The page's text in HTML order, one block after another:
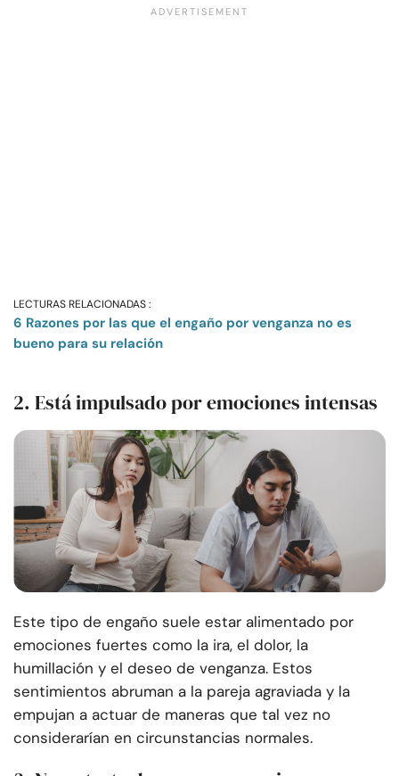
LECTURAS RELACIONADAS :
6 Razones por las que el engaño por venganza no es
bueno para su relación
2. Está impulsado por emociones intensas
Este tipo de engaño suele estar alimentado por
emociones fuertes como la ira, el dolor, la
humillación y el deseo de venganza. Estos
sentimientos abruman a la pareja agraviada y la
empujan a actuar de maneras que tal vez no
considerarían en circunstancias normales.